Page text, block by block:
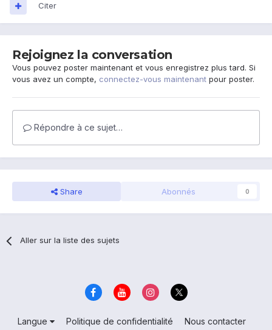
Citer
Rejoignez la conversation
Vous pouvez poster maintenant et vous enregistrez plus tard. Si
vous avez un compte, connectez-vous maintenant pour poster.
Répondre à ce sujet…
Share Abonnés 0
Aller sur la liste des sujets
Langue Politique de confidentialité
Nous contacter